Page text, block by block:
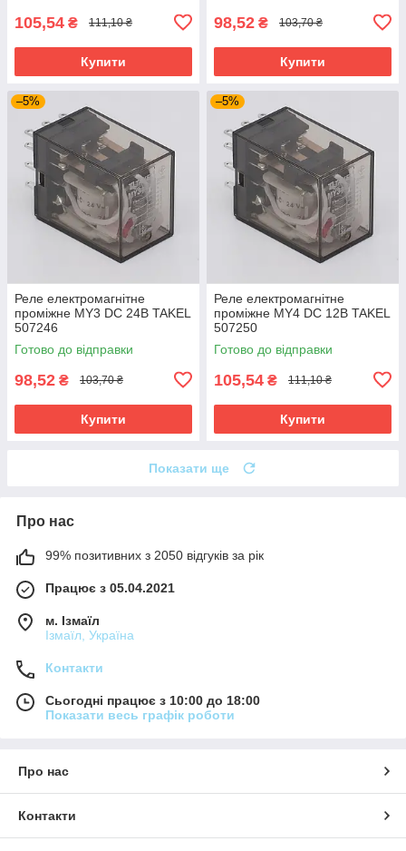
105,54 ₴ 111,10 ₴
Купити
98,52 ₴ 103,70 ₴
Купити
–5%
Реле електромагнітне
проміжне MY3 DC 24В TAKEL
507246
Готово до відправки
98,52 ₴ 103,70 ₴
Купити
–5%
Реле електромагнітне
проміжне MY4 DC 12В TAKEL
507250
Готово до відправки
105,54 ₴ 111,10 ₴
Купити
Показати ще
Про нас
99% позитивних з 2050 відгуків за рік
Працює з 05.04.2021
м. Ізмаїл
Ізмаїл, Україна
Контакти
Сьогодні працює з 10:00 до 18:00
Показати весь графік роботи
Про нас
Контакти